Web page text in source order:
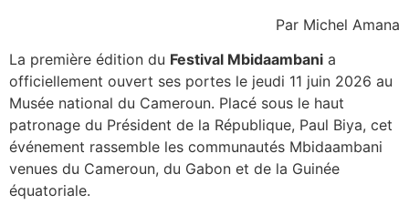
Par Michel Amana
La première édition du Festival Mbidaambani a
officiellement ouvert ses portes le jeudi 11 juin 2026 au
Musée national du Cameroun. Placé sous le haut
patronage du Président de la République, Paul Biya, cet
événement rassemble les communautés Mbidaambani
venues du Cameroun, du Gabon et de la Guinée
équatoriale.